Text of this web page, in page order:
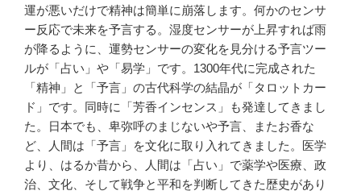
運が悪いだけで精神は簡単に崩落します。何かのセンサ
ー反応で未来を予言する。湿度センサーが上昇すれば雨
が降るように、運勢センサーの変化を見分ける予言ツー
ルが「占い」や「易学」です。1300年代に完成された
「精神」と「予言」の古代科学の結晶が「タロットカー
ド」です。同時に「芳香インセンス」も発達してきまし
た。日本でも、卑弥呼のまじないや予言、またお香な
ど、人間は「予言」を文化に取り入れてきました。医学
より、はるか昔から、人間は「占い」で薬学や医療、政
治、文化、そして戦争と平和を判断してきた歴史があり